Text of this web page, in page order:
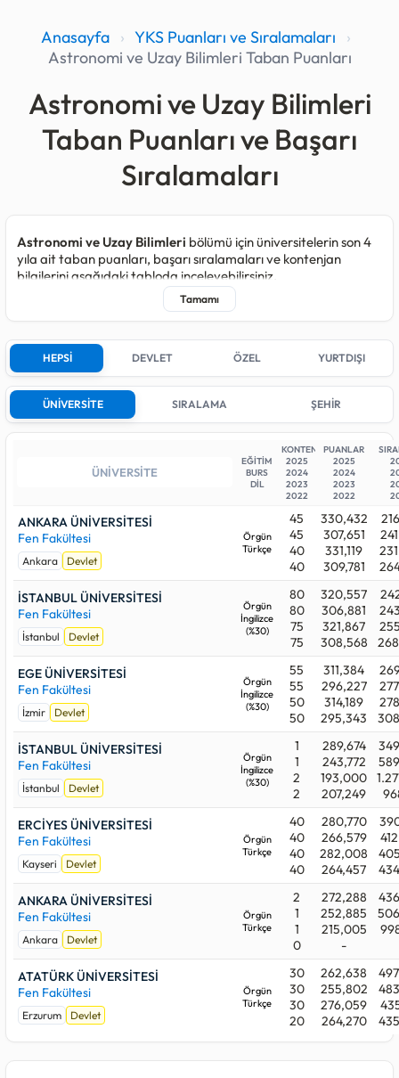
Anasayfa › YKS Puanları ve Sıralamaları
›
Astronomi ve Uzay Bilimleri Taban Puanları
Astronomi ve Uzay Bilimleri
Taban Puanları ve Başarı
Sıralamaları
Astronomi ve Uzay Bilimleri bölümü için üniversitelerin son 4
yıla ait taban puanları, başarı sıralamaları ve kontenjan
bilgilerini aşağıdaki tabloda inceleyebilirsiniz.
Astronomi ve Uzay Bilimleri programı kapsamında 2025
yılında227kişilik kontenjan açılmıştır.
Son yerleştirmelerde bu bölüm için kontenjan açan;
Devlet üniversitesi bulunmaktadır.
Devlet üniversiteleri arasında 2025 yılındaki en düşük sıralama
ÜNİVERSİTESİ (Ankara) programındadır. En yüksek sıralama
sayısı (en son yerleşen aday) ise
497.320başarı sırasıyla
ATATÜRK ÜNİVERSİTESİ (Erzurum) bünyesindedir.
Aşağıdaki üniversitelerden beğendiklerinizi favori listenize
alabilirsiniz. Whatsapp, telegram v.b uygulamalardan
istediklerinize listenizi gönderdiğinizde onlarda da aynı liste
görebilirler.
HEPSİ DEVLET ÖZEL YURTDIŞI
ÜNİVERSİTE SIRALAMA ŞEHİR
EĞİTİM
BURS
DİL
KONTENJAN
2025
2024
2023
2022
PUANLAR
2025
2024
2023
2022
ANKARA ÜNİVERSİTESİ
Fen Fakültesi
Ankara Devlet
Örgün
Türkçe
45
45
40
40
330,432
307,651
331,119
309,781
İSTANBUL ÜNİVERSİTESİ
Fen Fakültesi
İstanbul Devlet
Örgün
İngilizce
(%30)
80
80
75
75
320,557
306,881
321,867
308,568
EGE ÜNİVERSİTESİ
Fen Fakültesi
İzmir Devlet
Örgün
İngilizce
(%30)
55
55
50
50
311,384
296,227
314,189
295,343
İSTANBUL ÜNİVERSİTESİ
Fen Fakültesi
İstanbul Devlet
Örgün
İngilizce
(%30)
1
1
2
2
289,674
243,772
193,000
207,249
ERCİYES ÜNİVERSİTESİ
Fen Fakültesi
Kayseri Devlet
Örgün
Türkçe
40
40
40
40
280,770
266,579
282,008
264,457
ANKARA ÜNİVERSİTESİ
Fen Fakültesi
Ankara Devlet
Örgün
Türkçe
2
1
1
0
272,288
252,885
215,005
-
ATATÜRK ÜNİVERSİTESİ
Fen Fakültesi
Erzurum Devlet
Örgün
Türkçe
30
30
30
20
262,638
255,802
276,059
264,270